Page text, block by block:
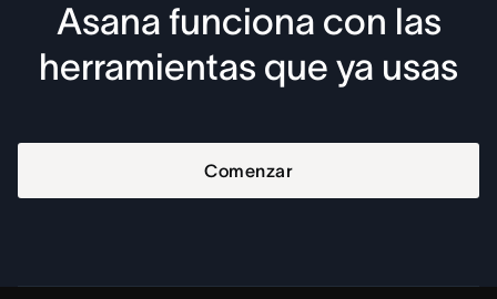
Asana funciona con las
herramientas que ya usas
Comenzar